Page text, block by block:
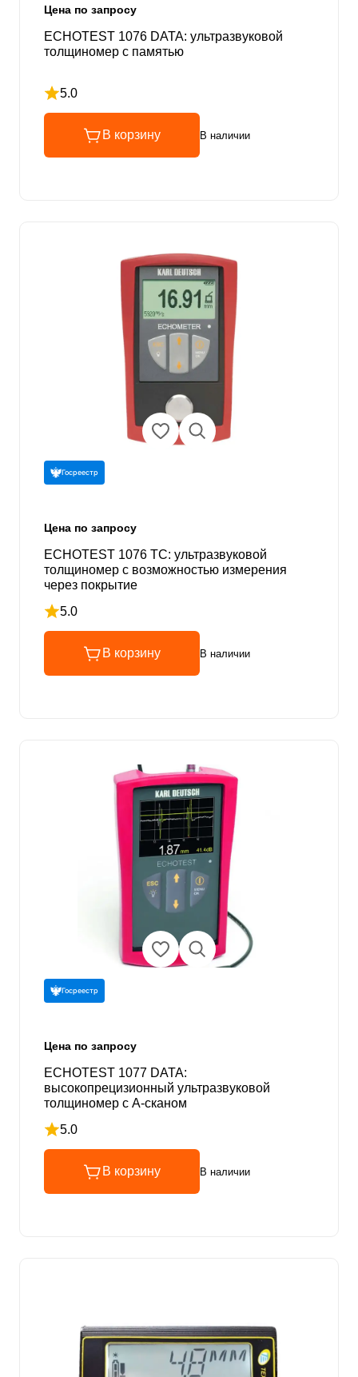
Цена по запросу
ECHOTEST 1076 DATA: ультразвуковой
толщиномер с памятью
5.0
Рейтинг 5 из 5
В корзину В наличии
Госреестр
Цена по запросу
ECHOTEST 1076 TC: ультразвуковой
толщиномер с возможностью измерения
через покрытие
5.0
Рейтинг 5 из 5
В корзину В наличии
Госреестр
Цена по запросу
ECHOTEST 1077 DATA:
высокопрецизионный ультразвуковой
толщиномер с А-сканом
5.0
Рейтинг 5 из 5
В корзину В наличии